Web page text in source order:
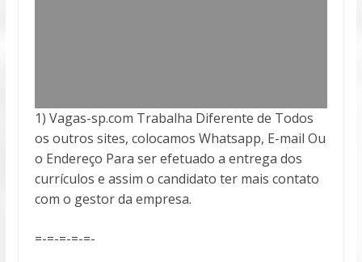
1) Vagas-sp.com Trabalha Diferente de Todos
os outros sites, colocamos Whatsapp, E-mail Ou
o Endereço Para ser efetuado a entrega dos
currículos e assim o candidato ter mais contato
com o gestor da empresa.
=-=-=-=-=-